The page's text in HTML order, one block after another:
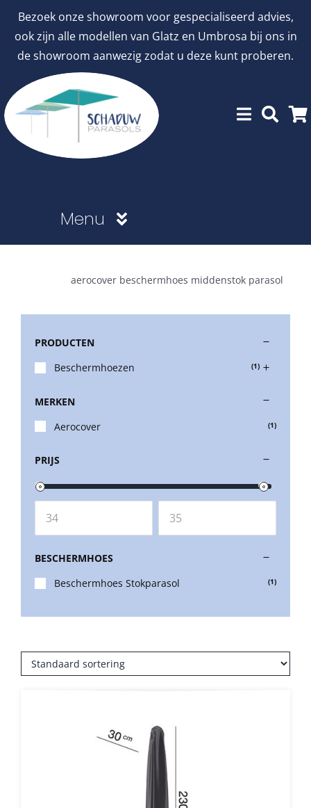
Bezoek onze showroom voor gespecialiseerd advies,
ook zijn alle modellen van Glatz en Umbrosa bij ons in
de showroom aanwezig zodat u deze kunt proberen.
inhoud
Menu
Stokparasols
Muurparasols
Snel leverbaar
Parasolvoeten
Balkonklemmen
aerocover beschermhoes middenstok parasol
PRODUCTEN
Beschermhoezen
(1)
MERKEN
Aerocover
(1)
PRIJS
BESCHERMHOES
Beschermhoes Stokparasol
(1)